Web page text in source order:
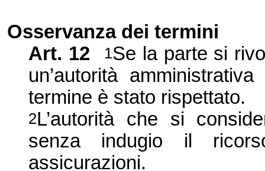
Osservanza dei termini
Art. 12 1Se la parte si
un’autorità
termine è stato rispettato.
2L’autorità che si
senza indugio il
assicurazioni.